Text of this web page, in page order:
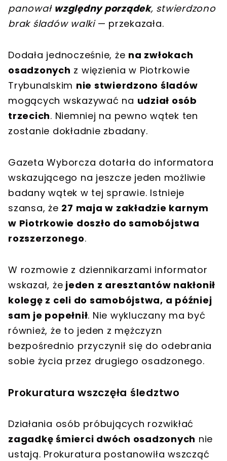
panował względny porządek, stwierdzono
brak śladów walki— przekazała.
Dodała jednocześnie, że na zwłokach
osadzonych z więzienia w Piotrkowie
Trybunalskim nie stwierdzono śladów
mogących wskazywać na udział osób
trzecich. Niemniej na pewno wątek ten
zostanie dokładnie zbadany.
Gazeta Wyborcza dotarła do informatora
wskazującego na jeszcze jeden możliwie
badany wątek w tej sprawie. Istnieje
szansa, że 27 maja w zakładzie karnym
w Piotrkowie doszło do samobójstwa
rozszerzonego.
W rozmowie z dziennikarzami informator
wskazał, że jeden z aresztantów nakłonił
kolegę z celi do samobójstwa, a później
sam je popełnił. Nie wykluczany ma być
również, że to jeden z mężczyzn
bezpośrednio przyczynił się do odebrania
sobie życia przez drugiego osadzonego.
Prokuratura wszczęła śledztwo
Działania osób próbujących rozwikłać
zagadkę śmierci dwóch osadzonych nie
ustają. Prokuratura postanowiła wszcząć